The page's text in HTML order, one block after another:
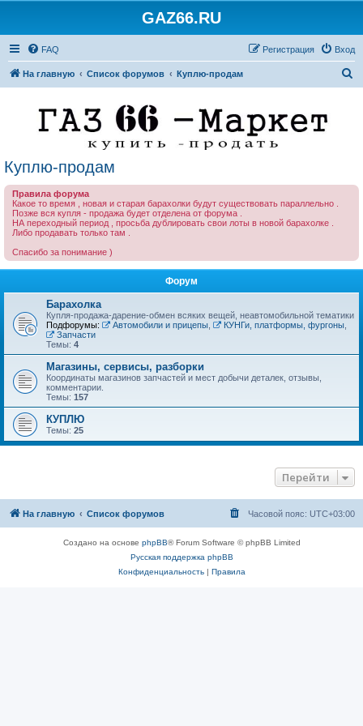
GAZ66.RU
FAQ Вход
Регистрация
На главную Список форумов Куплю-продам
Куплю-продам
Правила форума
Какое то время , новая и старая барахолки будут существовать параллельно .
Позже вся купля - продажа будет отделена от форума .
НА переходный период , просьба дублировать свои лоты в новой барахолке .
Либо продавать только там .
Спасибо за понимание )
Форум
Барахолка
Купля-продажа-дарение-обмен всяких вещей, неавтомобильной тематики
Подфорумы:
Автомобили и прицепы, КУНГи, платформы, фургоны,
Запчасти
Темы: 4
Магазины, сервисы, разборки
Координаты магазинов запчастей и мест добычи деталек, отзывы,
комментарии.
Темы: 157
КУПЛЮ
Темы: 25
Перейти
На главную Список форумов Часовой пояс: UTC+03:00
Создано на основе phpBB® Forum Software © phpBB Limited
Русская поддержка phpBB
Конфиденциальность| Правила